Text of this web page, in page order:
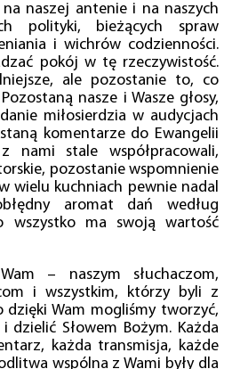
naszej antenie i na naszych
polityki, bieżących spraw
i wichrów codzienności.
pokój w tę rzeczywistość.
ale pozostanie to, co
nasze i Wasze głosy,
miłosierdzia w audycjach
komentarze do Ewangelii
nami stale współpracowali,
pozostanie wspomnienie
wielu kuchniach pewnie nadal
aromat dań według
wszystko ma swoją wartość
– naszym słuchaczom,
i wszystkim, którzy byli z
dzięki Wam mogliśmy tworzyć,
dzielić Słowem Bożym. Każda
każda transmisja, każde
wspólna z Wami były dla